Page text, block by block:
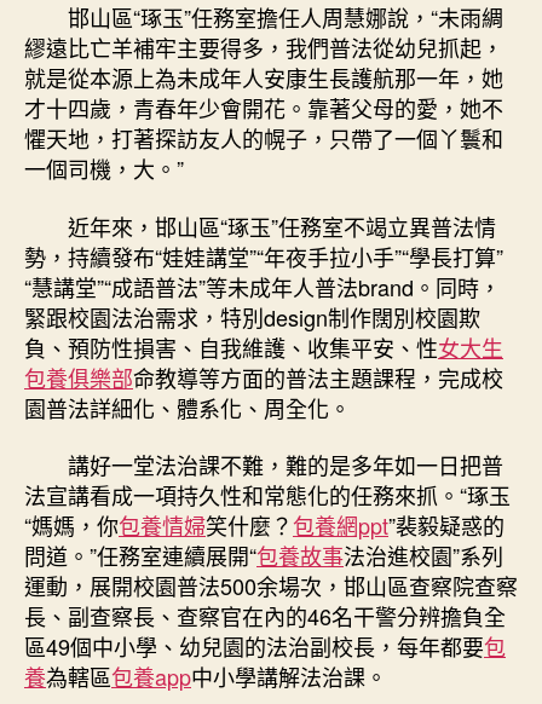
邯山區“琢玉”任務室擔任人周慧娜說，“未雨綢
繆遠比亡羊補牢主要得多，我們普法從幼兒抓起，
就是從本源上為未成年人安康生長護航那一年，她
才十四歲，青春年少會開花。靠著父母的愛，她不
懼天地，打著探訪友人的幌子，只帶了一個丫鬟和
一個司機，大。”
近年來，邯山區“琢玉”任務室不竭立異普法情
勢，持續發布“娃娃講堂”“年夜手拉小手”“學長打算”
“慧講堂”“成語普法”等未成年人普法brand。同時，
緊跟校園法治需求，特別design制作闊別校園欺
負、預防性損害、自我維護、收集平安、性女大生
包養俱樂部命教導等方面的普法主題課程，完成校
園普法詳細化、體系化、周全化。
講好一堂法治課不難，難的是多年如一日把普
法宣講看成一項持久性和常態化的任務來抓。“琢玉
“媽媽，你包養情婦笑什麼？包養網ppt”裴毅疑惑的
問道。”任務室連續展開“包養故事法治進校園”系列
運動，展開校園普法500余場次，邯山區查察院查察
長、副查察長、查察官在內的46名干警分辨擔負全
區49個中小學、幼兒園的法治副校長，每年都要包
養為轄區包養app中小學講解法治課。